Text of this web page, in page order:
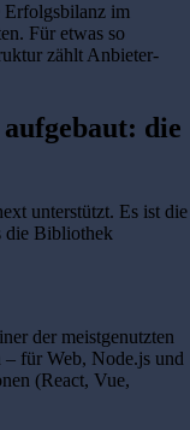
Erfolgsbilanz im
Für etwas so
zählt Anbieter-
die
unterstützt. Es ist die
die Bibliothek
der meistgenutzten
für Web, Node.js und
(React, Vue,